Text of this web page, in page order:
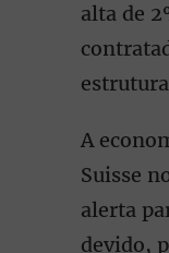
alta de
A
Suisse
alerta
devido,